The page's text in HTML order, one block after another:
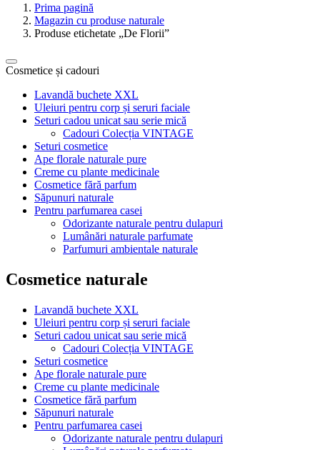
Prima pagină
Magazin cu produse naturale
Produse etichetate „De Florii”
Cosmetice și cadouri
Lavandă buchete XXL
Uleiuri pentru corp și seruri faciale
Seturi cadou unicat sau serie mică
Cadouri Colecția VINTAGE
Seturi cosmetice
Ape florale naturale pure
Creme cu plante medicinale
Cosmetice fără parfum
Săpunuri naturale
Pentru parfumarea casei
Odorizante naturale pentru dulapuri
Lumânări naturale parfumate
Parfumuri ambientale naturale
Cosmetice naturale
Lavandă buchete XXL
Uleiuri pentru corp și seruri faciale
Seturi cadou unicat sau serie mică
Cadouri Colecția VINTAGE
Seturi cosmetice
Ape florale naturale pure
Creme cu plante medicinale
Cosmetice fără parfum
Săpunuri naturale
Pentru parfumarea casei
Odorizante naturale pentru dulapuri